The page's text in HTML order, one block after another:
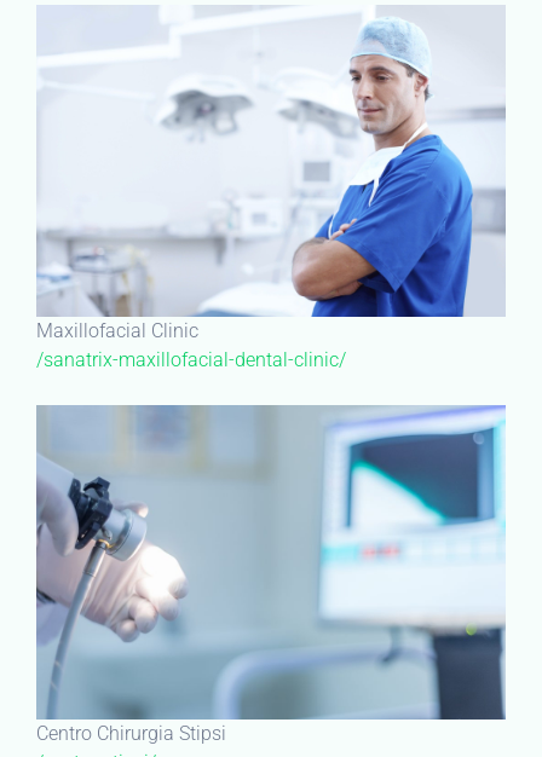
Maxillofacial Clinic
/sanatrix-maxillofacial-dental-clinic/
Centro Chirurgia Stipsi